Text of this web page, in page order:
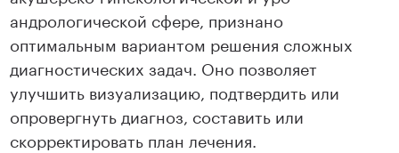
андрологической сфере, признано
оптимальным вариантом решения сложных
диагностических задач. Оно позволяет
улучшить визуализацию, подтвердить или
опровергнуть диагноз, составить или
скорректировать план лечения.